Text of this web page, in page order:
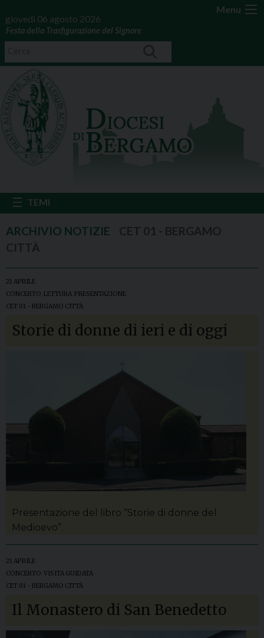
Menu
giovedì 06 agosto 2026
Festa della Trasfigurazione del Signore
21 APRILE
CONCERTO LETTURA PRESENTAZIONE
CET 01 - BERGAMO CITTÀ
Storie di donne di ieri e di oggi
Presentazione del libro “Storie di donne del
Medioevo”.
21 APRILE
CONCERTO VISITA GUIDATA
CET 01 - BERGAMO CITTÀ
Il Monastero di San Benedetto